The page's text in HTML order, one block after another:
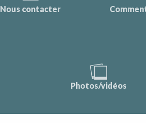
Nous contacter
Photos/vidéos